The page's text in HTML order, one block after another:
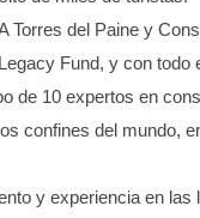
Torres del Paine y
Fund, y con todo
de 10 expertos en
confines del mundo,
y experiencia en las